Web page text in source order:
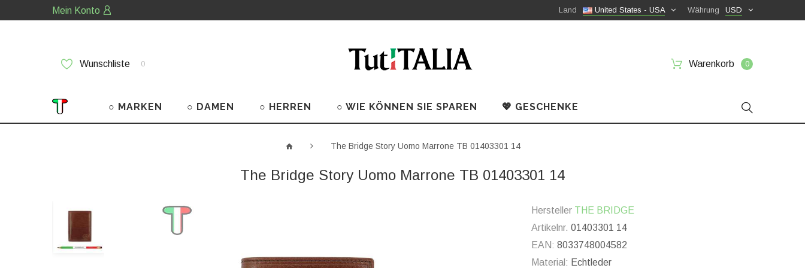
Mein Konto USD
Währung
United States - USA
Land
Wunschliste 0 Warenkorb 0
○ MARKEN ○ DAMEN ○ HERREN ○ WIE KÖNNEN SIE SPAREN 💖 GESCHENKE
The Bridge Story Uomo Marrone TB 01403301 14
The Bridge Story Uomo Marrone TB 01403301 14
Hersteller THE BRIDGE
Artikelnr. 01403301 14
EAN: 8033748004582
Material: Echtleder